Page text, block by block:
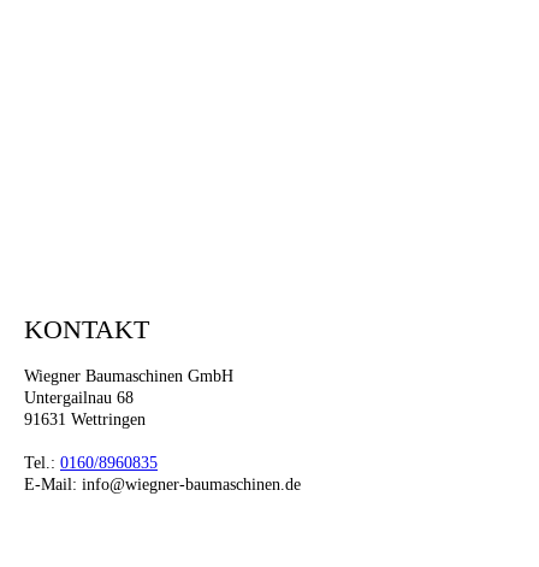
KONTAKT
Wiegner Baumaschinen GmbH
Untergailnau 68
91631 Wettringen
Tel.: 0160/8960835
E-Mail: info@wiegner-baumaschinen.de